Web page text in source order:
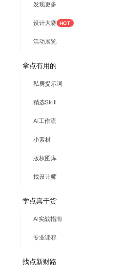
发现更多
设计大赛 HOT
活动展览
拿点有用的
私房提示词
精选Skill
AI工作流
小素材
版权图库
找设计师
学点真干货
AI实战指南
专业课程
找点新财路